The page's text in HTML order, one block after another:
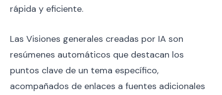
rápida y eficiente.
Las Visiones generales creadas por IA son
resúmenes automáticos que destacan los
puntos clave de un tema específico,
acompañados de enlaces a fuentes adicionales